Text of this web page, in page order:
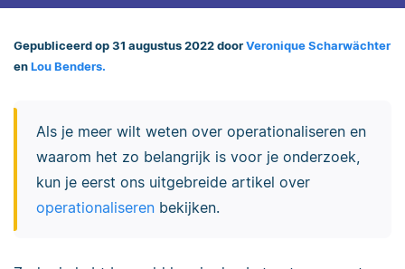
Gepubliceerd op 31 augustus 2022 door Veronique Scharwächter
en Lou Benders.
Als je meer wilt weten over operationaliseren en
waarom het zo belangrijk is voor je onderzoek,
kun je eerst ons uitgebreide artikel over
operationaliserenbekijken.